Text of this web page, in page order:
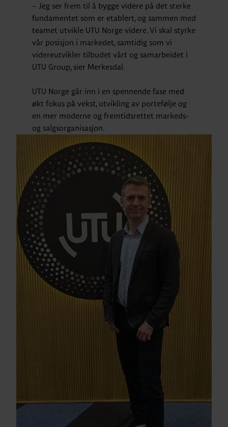
– Jeg ser frem til å bygge videre på det sterke
fundamentet som er etablert, og sammen med
teamet utvikle UTU Norge videre. Vi skal styrke
vår posisjon i markedet, samtidig som vi
videreutvikler tilbudet vårt og samarbeidet i
UTU Group, sier Merkesdal.
UTU Norge går inn i en spennende fase med
økt fokus på vekst, utvikling av portefølje og
en mer moderne og fremtidsrettet markeds-
og salgsorganisasjon.